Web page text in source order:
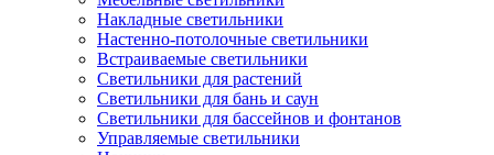
Накладные светильники
Настенно-потолочные светильники
Встраиваемые светильники
Светильники для растений
Светильники для бань и саун
Светильники для бассейнов и фонтанов
Управляемые светильники